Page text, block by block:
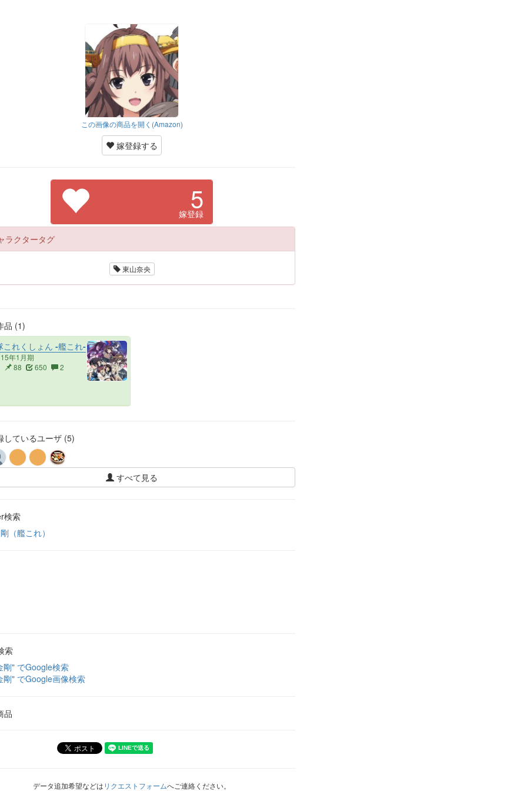
この画像の商品を開く(Amazon)
嫁登録する
5
嫁登録
ラクタータグ
東山奈央
品 (1)
れくしょん -艦これ-
年1月期
88 650 2
ているユーザ (5)
すべて見る
検索
（艦これ）
索
剛" でGoogle検索
剛" でGoogle画像検索
品
データ追加希望などはリクエストフォームへご連絡ください。